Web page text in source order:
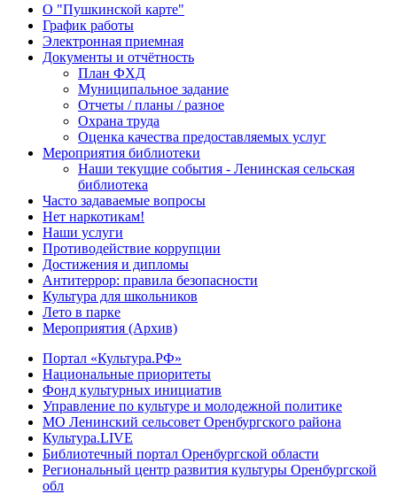
О "Пушкинской карте"
График работы
Электронная приемная
Документы и отчётность
План ФХД
Муниципальное задание
Отчеты / планы / разное
Охрана труда
Оценка качества предоставляемых услуг
Мероприятия библиотеки
Наши текущие события - Ленинская сельская
библиотека
Часто задаваемые вопросы
Нет наркотикам!
Наши услуги
Противодействие коррупции
Достижения и дипломы
Антитеррор: правила безопасности
Культура для школьников
Лето в парке
Мероприятия (Архив)
Портал «Культура.РФ»
Национальные приоритеты
Фонд культурных инициатив
Управление по культуре и молодежной политике
МО Ленинский сельсовет Оренбургского района
Культура.LIVE
Библиотечный портал Оренбургской области
Региональный центр развития культуры Оренбургской
обл